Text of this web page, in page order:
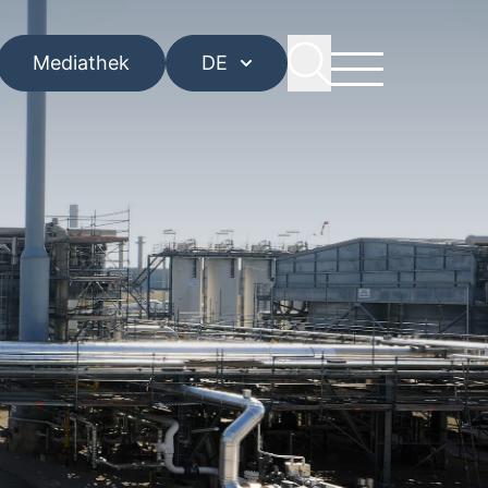
Mediathek DE